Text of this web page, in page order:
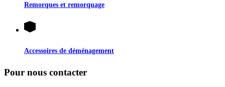
Remorques et remorquage
Accessoires de déménagement
Pour nous contacter